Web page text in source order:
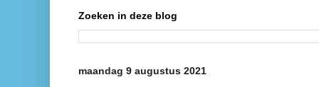
Zoeken in deze blog
maandag 9 augustus 2021